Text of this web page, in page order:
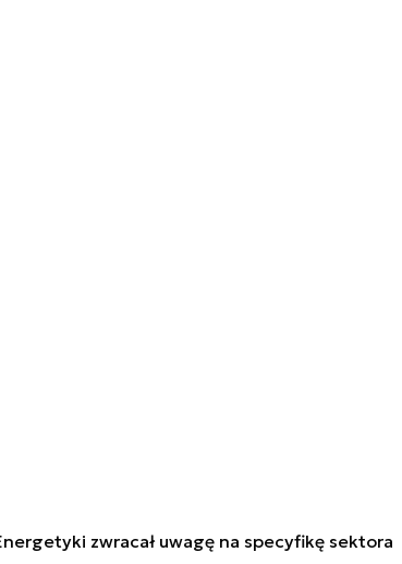
zwracał uwagę na specyfikę sektora